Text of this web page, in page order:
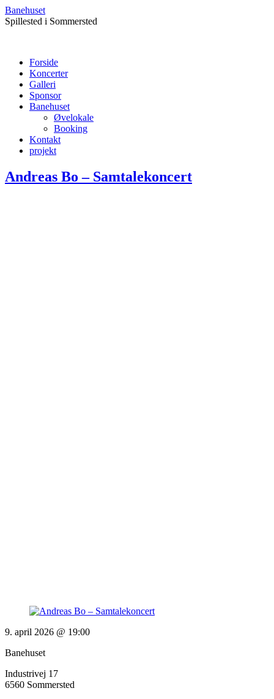
Banehuset
Spillested i Sommersted
Forside
Koncerter
Galleri
Sponsor
Banehuset
Øvelokale
Booking
Kontakt
projekt
Andreas Bo – Samtalekoncert
9. april 2026 @ 19:00
Banehuset
Industrivej 17
6560 Sommersted